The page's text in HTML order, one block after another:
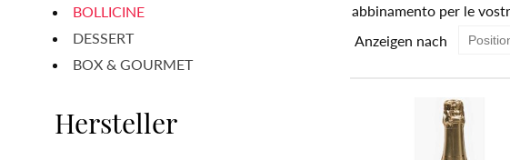
BOLLICINE
DESSERT
BOX & GOURMET
Hersteller
abbinamento per le
Anzeigen nach